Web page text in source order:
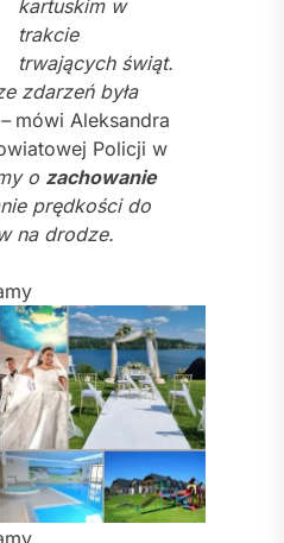
kartuskim w
trakcie
trwających świąt.
zdarzeń była
mówi Aleksandra
Policji w
o zachowanie
prędkości do
na drodze.